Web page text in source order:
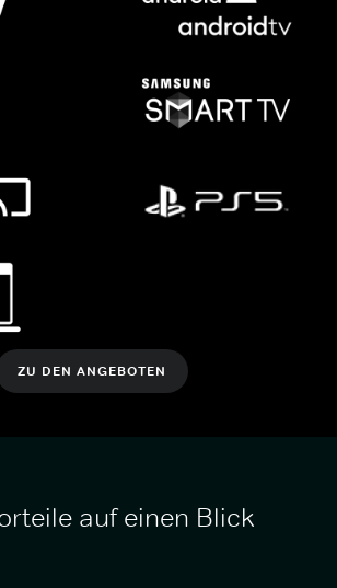
ZU DEN ANGEBOTEN
auf einen Blick